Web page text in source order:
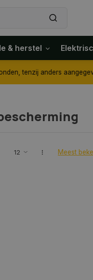
& herstel
anders aangegeven
Meest